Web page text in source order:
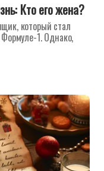
Кто его жена?
который стал
1. Однако,